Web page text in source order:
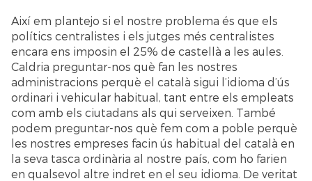
Així em plantejo si el nostre problema és que els
polítics centralistes i els jutges més centralistes
encara ens imposin el 25% de castellà a les aules.
Caldria preguntar-nos què fan les nostres
administracions perquè el català sigui l’idioma d’ús
ordinari i vehicular habitual, tant entre els empleats
com amb els ciutadans als qui serveixen. També
podem preguntar-nos què fem com a poble perquè
les nostres empreses facin ús habitual del català en
la seva tasca ordinària al nostre país, com ho farien
en qualsevol altre indret en el seu idioma. De veritat